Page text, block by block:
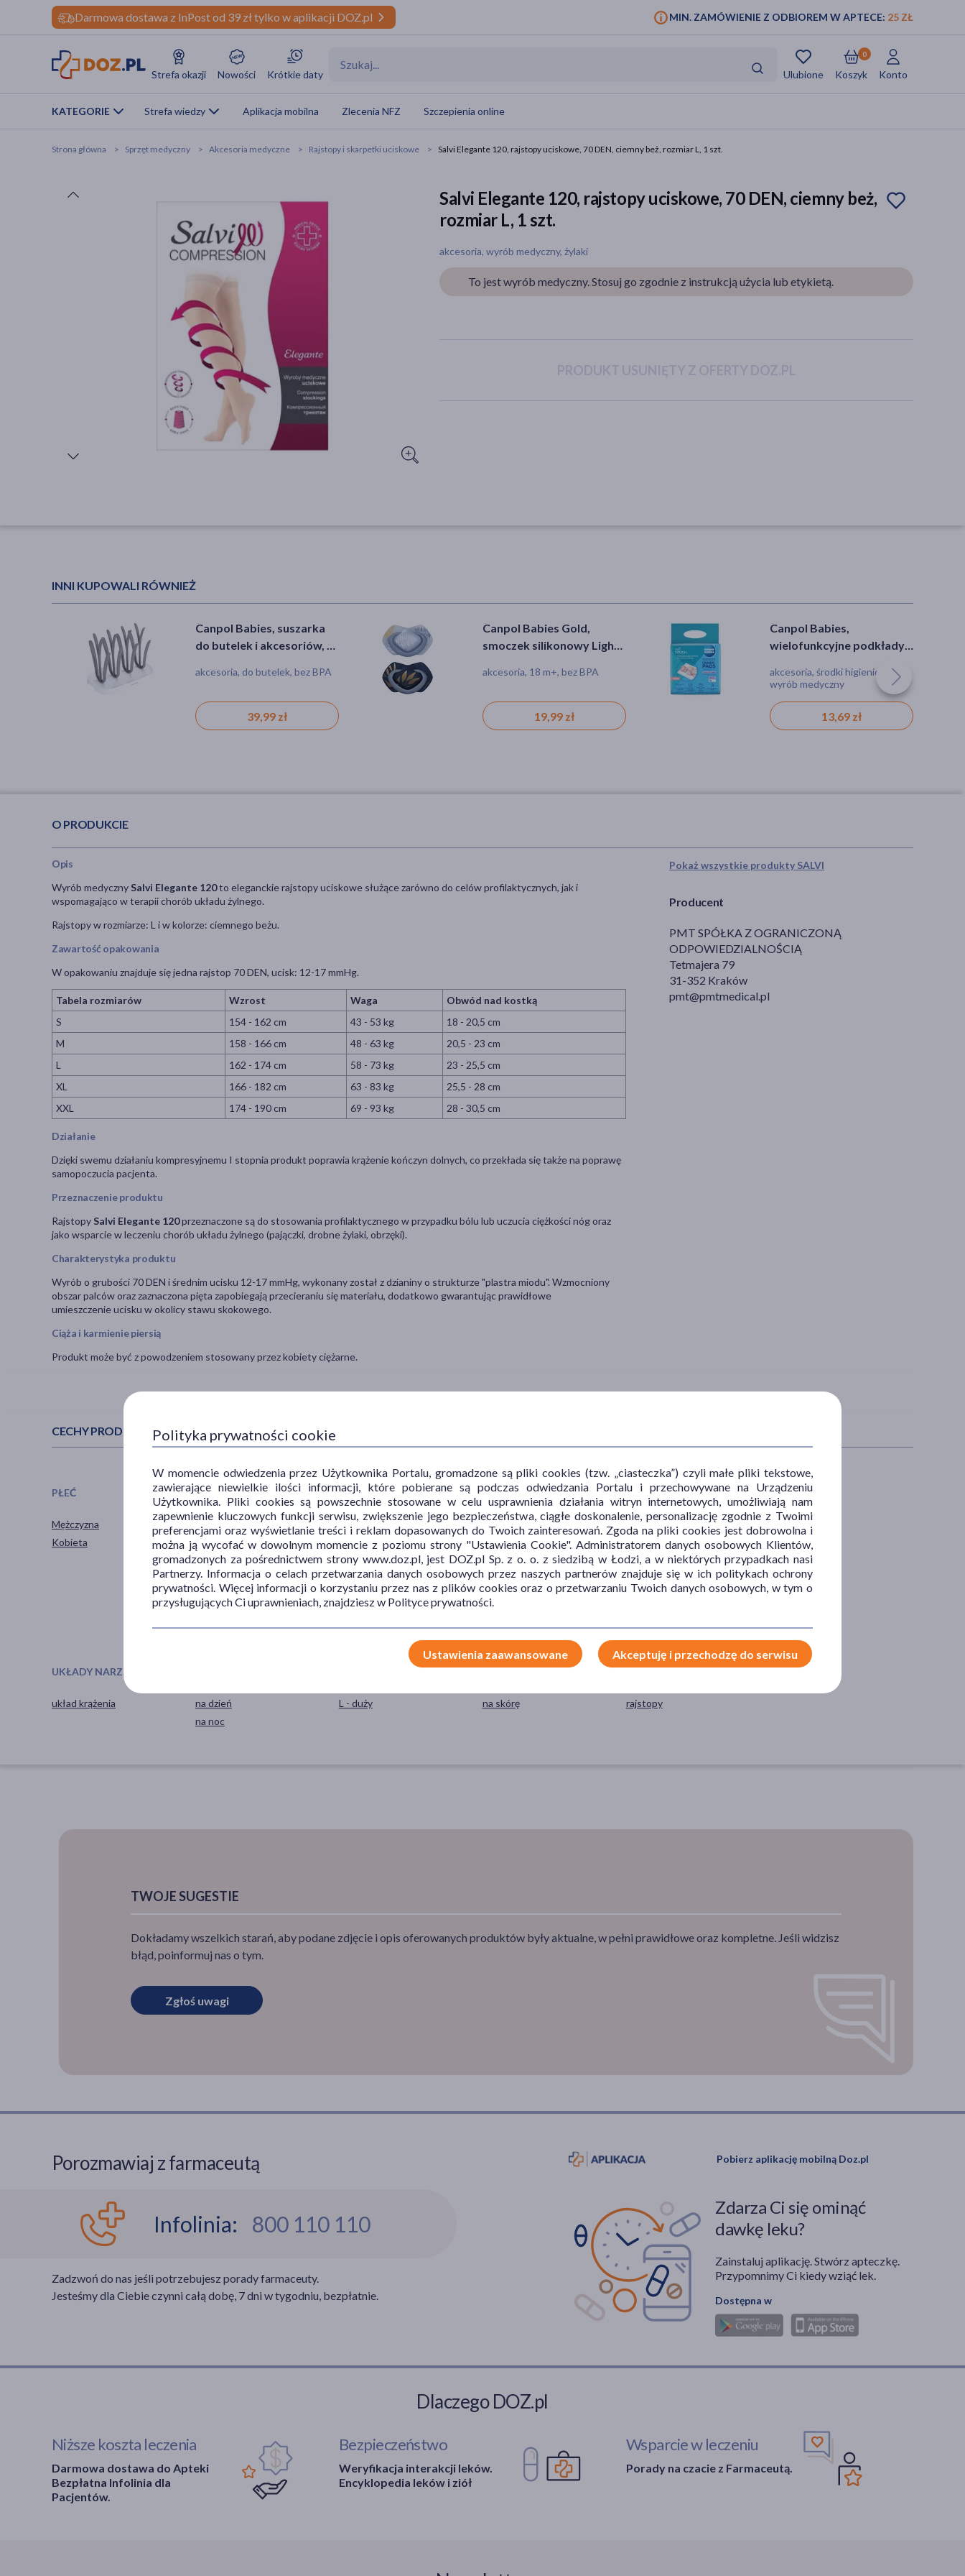
Darmowa dostawa z InPost od 39 zł tylko w aplikacji DOZ.pl MIN. ZAMÓWIENIE Z ODBIOREM W APTECE: 25 ZŁ
Strefa okazji Nowości Krótkie daty Ulubione Koszyk
0
Konto
KATEGORIE Strefa wiedzy Aplikacja mobilna Zlecenia NFZ Szczepienia online
Strona główna Sprzęt medyczny Akcesoria medyczne Rajstopy i skarpetki uciskowe Salvi Elegante 120, rajstopy uciskowe, 70 DEN, ciemny beż, rozmiar L, 1 szt.
Salvi Elegante 120, rajstopy uciskowe, 70 DEN, ciemny beż,
rozmiar L, 1 szt.
akcesoria, wyrób medyczny, żylaki
To jest wyrób medyczny. Stosuj go zgodnie z instrukcją użycia lub etykietą.
PRODUKT USUNIĘTY Z OFERTY DOZ.PL
INNI KUPOWALI RÓWNIEŻ
Canpol Babies, suszarka
do butelek i akcesoriów, 1
akcesoria, do butelek, bez BPA
39,99 zł
Canpol Babies Gold,
smoczek silikonowy Light
niebieski, 2 szt.
akcesoria, 18 m+, bez BPA
19,99 zł
Canpol Babies,
wielofunkcyjne podkłady
20 szt.
akcesoria, środki higieniczne,
wyrób medyczny
13,69 zł
O PRODUKCIE
Pokaż wszystkie produkty SALVI
Producent
PMT SPÓŁKA Z OGRANICZONĄ
ODPOWIEDZIALNOŚCIĄ
Tetmajera 79
31-352 Kraków
pmt@pmtmedical.pl
Opis
Wyrób medyczny Salvi Elegante 120to eleganckie rajstopy uciskowe służące zarówno do celów profilaktycznych, jak i
wspomagająco w terapii chorób układu żylnego.
Rajstopy w rozmiarze: L i w kolorze: ciemnego beżu.
Zawartość opakowania
W opakowaniu znajduje się jedna rajstop 70 DEN, ucisk: 12-17 mmHg.
Tabela rozmiarów Wzrost Waga
Obwód nad kostką
S
154 - 162 cm 43 - 53 kg
18 - 20,5 cm
M
158 - 166 cm 48 - 63 kg
20,5 - 23 cm
L
162 - 174 cm 58 - 73 kg
23 - 25,5 cm
XL
166 - 182 cm 63 - 83 kg
25,5 - 28 cm
XXL
174 - 190 cm 69 - 93 kg 28 - 30,5 cm
Działanie
Dzięki swemu działaniu kompresyjnemu I stopnia produkt poprawia krążenie kończyn dolnych, co przekłada się także na poprawę
samopoczucia pacjenta.
Przeznaczenie produktu
Rajstopy Salvi Elegante 120przeznaczone są do stosowania profilaktycznego w przypadku bólu lub uczucia ciężkości nóg oraz
jako wsparcie w leczeniu chorób układu żylnego (pajączki, drobne żylaki, obrzęki).
Charakterystyka produktu
Wyrób o grubości 70 DEN i średnim ucisku 12-17 mmHg, wykonany został z dzianiny o strukturze "plastra miodu". Wzmocniony
obszar palców oraz zaznaczona pięta zapobiegają przecieraniu się materiału, dodatkowo gwarantując prawidłowe
umieszczenie ucisku w okolicy stawu skokowego.
Ciąża i karmienie piersią
Produkt może być z powodzeniem stosowany przez kobiety ciężarne.
CECHY PRODUKTU
PŁEĆ
Mężczyzna
Kobieta
WIEK
dla dorosłych
dla seniorów
20+
30+
40+
pokaż więcej ...
TYP PRODUKTU
Akcesoria
Wyrób medyczny
DZIAŁANIE/WŁAŚCIWOŚCI
wspomagające
PROBLEM
żylaki
CZĘŚĆ CIAŁA
nogi
UKŁADY NARZĄDOWE
układ krążenia
na dzień
na noc
L - duży
SPOSÓB APLIKACJI
na skórę
AKCESORIA
rajstopy
TWOJE SUGESTIE
Dokładamy wszelkich starań, aby podane zdjęcie i opis oferowanych produktów były aktualne, w pełni prawidłowe oraz kompletne. Jeśli widzisz
błąd, poinformuj nas o tym.
Zgłoś uwagi
Porozmawiaj z farmaceutą
Infolinia: 800 110 110
Zadzwoń do nas jeśli potrzebujesz porady farmaceuty.
Jesteśmy dla Ciebie czynni całą dobę, 7 dni w tygodniu, bezpłatnie.
Pobierz aplikację mobilną Doz.pl
Zdarza Ci się ominąć
dawkę leku?
Zainstaluj aplikację. Stwórz apteczkę.
Przypomnimy Ci kiedy wziąć lek.
Dostępna w
Dlaczego DOZ.pl
Niższe koszta leczenia
Darmowa dostawa do Apteki
Bezpłatna Infolinia dla
Pacjentów.
Bezpieczeństwo
Weryfikacja interakcji leków.
Encyklopedia leków i ziół
Wsparcie w leczeniu
Porady na czacie z Farmaceutą.
Polityka prywatności cookie
W momencie odwiedzenia przez Użytkownika Portalu, gromadzone są pliki cookies (tzw. „ciasteczka”) czyli małe pliki tekstowe,
zawierające niewielkie ilości informacji, które pobierane są podczas odwiedzania Portalu i przechowywane na Urządzeniu
Użytkownika. Pliki cookies są powszechnie stosowane w celu usprawnienia działania witryn internetowych, umożliwiają nam
zapewnienie kluczowych funkcji serwisu, zwiększenie jego bezpieczeństwa, ciągłe doskonalenie, personalizację zgodnie z Twoimi
preferencjami oraz wyświetlanie treści i reklam dopasowanych do Twoich zainteresowań. Zgoda na pliki cookies jest dobrowolna i
można ją wycofać w dowolnym momencie z poziomu strony "Ustawienia Cookie". Administratorem danych osobowych Klientów,
gromadzonych za pośrednictwem strony www.doz.pl, jest DOZ.pl Sp. z o. o. z siedzibą w Łodzi, a w niektórych przypadkach nasi
Partnerzy. Informacja o celach przetwarzania danych osobowych przez naszych partnerów znajduje się w ich politykach ochrony
prywatności. Więcej informacji o korzystaniu przez nas z plików cookies oraz o przetwarzaniu Twoich danych osobowych, w tym o
przysługujących Ci uprawnieniach, znajdziesz w Polityce prywatności.
Ustawienia zaawansowane Akceptuję i przechodzę do serwisu